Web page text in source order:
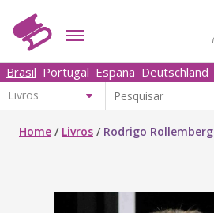
Brasil Portugal España Deutschland
Home / Livros / Rodrigo Rollemberg